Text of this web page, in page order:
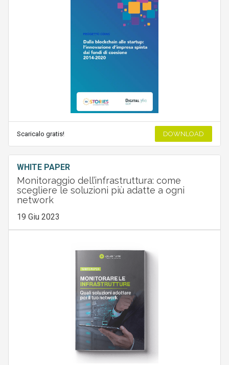
Scaricalo gratis! DOWNLOAD
WHITE PAPER
Monitoraggio dell’infrastruttura: come
scegliere le soluzioni più adatte a ogni
network
19 Giu 2023